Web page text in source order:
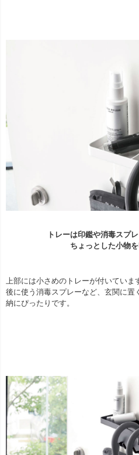
トレーは印鑑や消毒スプ
ちょっとした小物
上部には小さめのトレーが付いていま
後に使う消毒スプレーなど、玄関に置
納にぴったりです。